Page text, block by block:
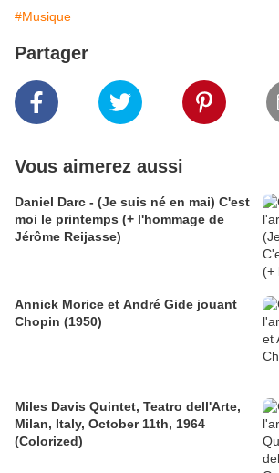
#Musique
Partager
Vous aimerez aussi
Daniel Darc - (Je suis né en mai) C'est
moi le printemps (+ l'hommage de
Jérôme Reijasse)
Annick Morice et André Gide jouant
Chopin (1950)
Miles Davis Quintet, Teatro dell'Arte,
Milan, Italy, October 11th, 1964
(Colorized)